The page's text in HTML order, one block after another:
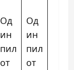
Од
ин
пил
от
Од
ин
пил
от